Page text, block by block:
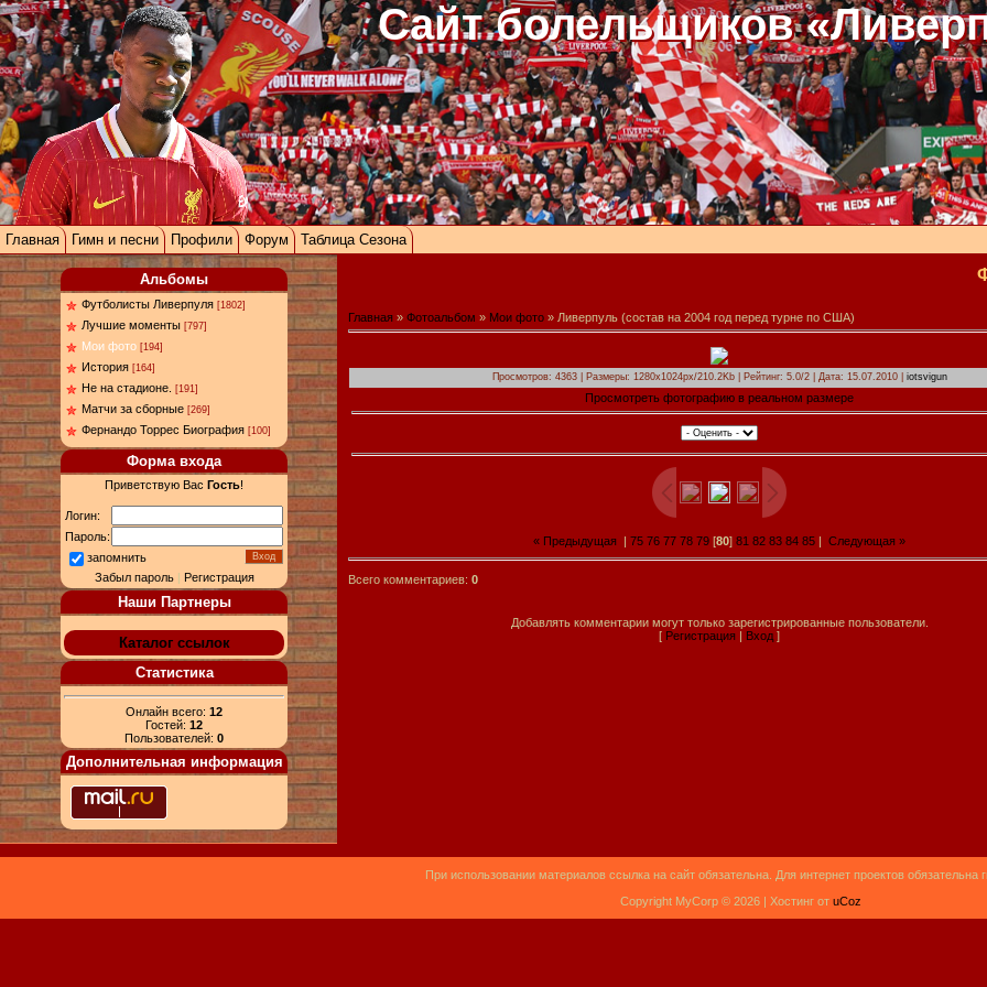
Сайт болельщиков
Главная Гимн и песни Профили Форум Таблица Сезона
Альбомы
Футболисты Ливерпуля [1802]
Лучшие моменты [797]
Мои фото [194]
История [164]
Не на стадионе. [191]
Матчи за сборные [269]
Фернандо Торрес Биография [100]
Форма входа
Приветствую Вас Гость!
Логин:
Пароль:
запомнить
Забыл пароль| Регистрация
Наши Партнеры
Каталог ссылок
Статистика
Онлайн всего: 12
Гостей: 12
Пользователей: 0
Дополнительная информация
Главная » Фотоальбом » Мои фото » Ливерпуль (состав на 2004 год перед турне по США)
Просмотров: 4363 | Размеры: 1280x1024px/210.2Kb | Рейтинг: 5.0/2 | Дата: 15.07.2010 | iotsvigun
Просмотреть фотографию в реальном размере
« Предыдущая 75 76 77 78 79 [80] 81 82 83 84 85 Следующая »
Всего комментариев: 0
Добавлять комментарии могут только зарегистрированные пользователи.
[ Регистрация | Вход ]
При использовании материалов ссылка на сайт обязательна. Для интернет проектов обязательна
Copyright MyCorp © 2026 | Хостинг от uCoz